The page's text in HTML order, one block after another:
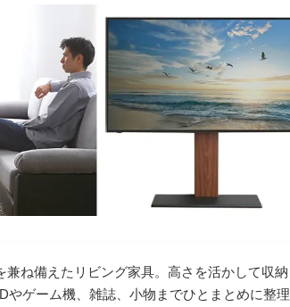
兼ね備えたリビング家具。高さを活かして収納
やゲーム機、雑誌、小物までひとまとめに整理